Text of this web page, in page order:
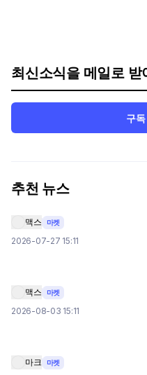
최신소식을 메일로 받
구
추천 뉴스
맥스 마켓
2026-07-27 15:11
맥스 마켓
2026-08-03 15:11
마크 마켓